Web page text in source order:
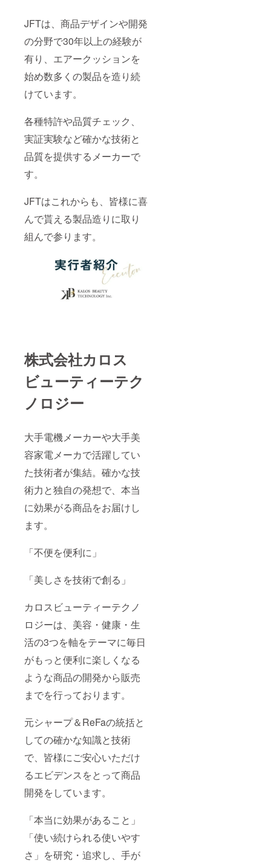
JFTは、商品デザインや開発
の分野で30年以上の経験が
有り、エアークッションを
始め数多くの製品を造り続
けています。
各種特許や品質チェック、
実証実験など確かな技術と
品質を提供するメーカーで
す。
JFTはこれからも、皆様に喜
んで貰える製品造りに取り
組んで参ります。
株式会社カロス
ビューティーテク
ノロジー
大手電機メーカーや大手美
容家電メーカで活躍してい
た技術者が集結。確かな技
術力と独自の発想で、本当
に効果がる商品をお届けし
ます。
「不便を便利に」
「美しさを技術で創る」
カロスビューティーテクノ
ロジーは、美容・健康・生
活の3つを軸をテーマに毎日
がもっと便利に楽しくなる
ような商品の開発から販売
までを行っております。
元シャープ＆ReFaの統括と
しての確かな知識と技術
で、皆様にご安心いただけ
るエビデンスをとって商品
開発をしています。
「本当に効果があること」
「使い続けられる使いやす
さ」を研究・追求し、手が